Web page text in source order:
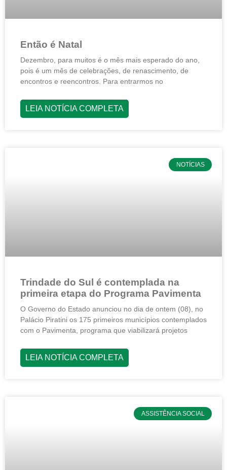
Então é Natal
Dezembro, para muitos é o mês mais esperado do ano,
pois é um mês de celebrações, de renascimento, de
encontros e reencontros. Para entrarmos no
LEIA NOTÍCIA COMPLETA
NOTÍCIAS
Trindade do Sul é contemplada na
primeira etapa do Programa Pavimenta
O Governo do Estado anunciou no dia de ontem (08), no
Palácio Piratini os 175 primeiros municípios contemplados
com o Pavimenta, programa que viabilizará projetos
LEIA NOTÍCIA COMPLETA
ASSISTÊNCIA SOCIAL